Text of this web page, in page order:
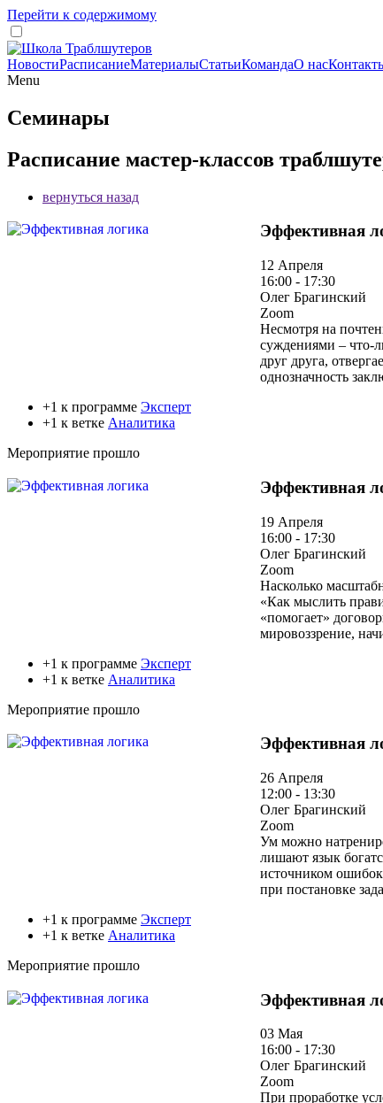
Перейти к содержимому
НовостиРасписаниеМатериалыСтатьиКомандаО нас
Menu
Семинары
Расписание мастер-классов
вернуться назад
Эффективная
12 Апреля
16:00 - 17:30
Олег Брагинский
Zoom
Несмотря на
суждениями – что-
друг друга,
однозначность
+1 к программе Эксперт
+1 к ветке Аналитика
Мероприятие прошло
Эффективная
19 Апреля
16:00 - 17:30
Олег Брагинский
Zoom
Насколько
«Как мыслить
«помогает»
мировоззрение,
+1 к программе Эксперт
+1 к ветке Аналитика
Мероприятие прошло
Эффективная
26 Апреля
12:00 - 13:30
Олег Брагинский
Zoom
Ум можно
лишают язык
источником
при постановке
+1 к программе Эксперт
+1 к ветке Аналитика
Мероприятие прошло
Эффективная
03 Мая
16:00 - 17:30
Олег Брагинский
Zoom
При проработке